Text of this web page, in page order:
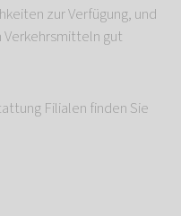
zur Verfügung, und
gut
Filialen finden Sie